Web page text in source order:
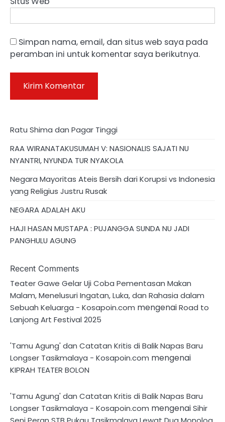
Simpan nama, email, dan situs web saya pada
peramban ini untuk komentar saya berikutnya.
Ratu Shima dan Pagar Tinggi
RAA WIRANATAKUSUMAH V: NASIONALIS SAJATI NU
NYANTRI, NYUNDA TUR NYAKOLA
Negara Mayoritas Ateis Bersih dari Korupsi vs Indonesia
yang Religius Justru Rusak
NEGARA ADALAH AKU
HAJI HASAN MUSTAPA : PUJANGGA SUNDA NU JADI
PANGHULU AGUNG
Recent Comments
Teater Gawe Gelar Uji Coba Pementasan Makan
Malam, Menelusuri Ingatan, Luka, dan Rahasia dalam
Sebuah Keluarga - Kosapoin.com mengenaiRoad to
Lanjong Art Festival 2025
'Tamu Agung' dan Catatan Kritis di Balik Napas Baru
Longser Tasikmalaya - Kosapoin.com mengenai
KIPRAH TEATER BOLON
'Tamu Agung' dan Catatan Kritis di Balik Napas Baru
Longser Tasikmalaya - Kosapoin.com mengenaiSihir